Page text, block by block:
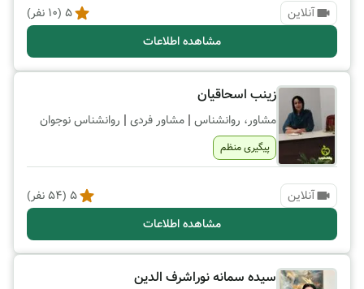
آنلاین 5
(
10 نفر)
مشاهده اطلاعات
زینب اسحاقیان
مشاور، روانشناس | مشاور فردی | روانشناس نوجوان
پیگیری منظم
آنلاین 5
(
54نفر)
مشاهده اطلاعات
سیده سمانه نوراشرف الدین